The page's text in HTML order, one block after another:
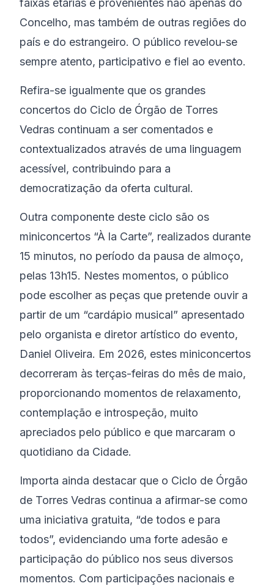
Concelho, mas também de outras regiões do
país e do estrangeiro. O público revelou-se
sempre atento, participativo e fiel ao evento.
Refira-se igualmente que os grandes
concertos do Ciclo de Órgão de Torres
Vedras continuam a ser comentados e
contextualizados através de uma linguagem
acessível, contribuindo para a
democratização da oferta cultural.
Outra componente deste ciclo são os
miniconcertos “À la Carte”, realizados durante
15 minutos, no período da pausa de almoço,
pelas 13h15. Nestes momentos, o público
pode escolher as peças que pretende ouvir a
partir de um “cardápio musical” apresentado
pelo organista e diretor artístico do evento,
Daniel Oliveira. Em 2026, estes miniconcertos
decorreram às terças-feiras do mês de maio,
proporcionando momentos de relaxamento,
contemplação e introspeção, muito
apreciados pelo público e que marcaram o
quotidiano da Cidade.
Importa ainda destacar que o Ciclo de Órgão
de Torres Vedras continua a afirmar-se como
uma iniciativa gratuita, “de todos e para
todos”, evidenciando uma forte adesão e
participação do público nos seus diversos
momentos. Com participações nacionais e